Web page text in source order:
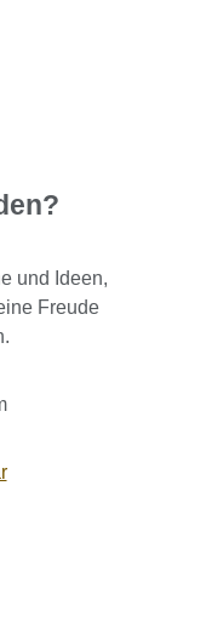
und Ideen,
Freude